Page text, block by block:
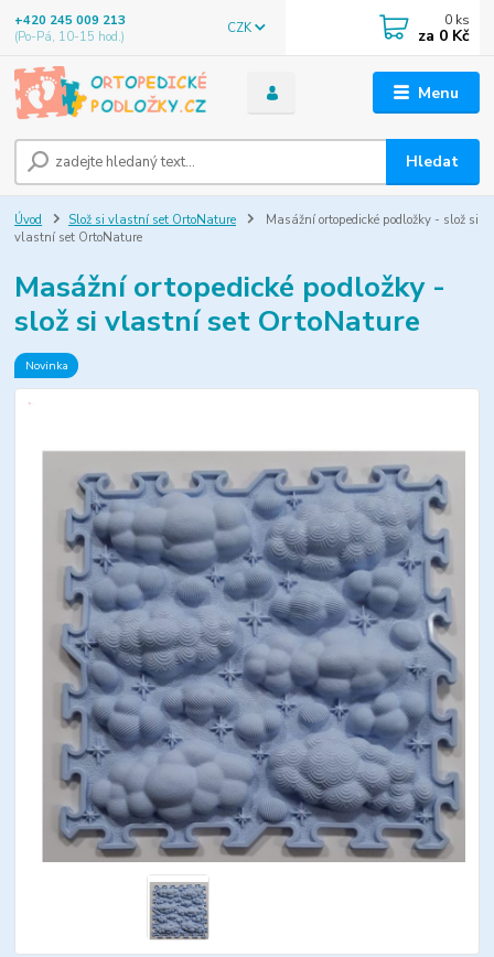
Menu
CZK
Hledat
+420 245 009 213
(Po-Pá, 10-15 hod.)
0 ks
za 0 Kč
Úvod Slož si vlastní set OrtoNature
Masážní ortopedické podložky - slož si
vlastní set OrtoNature
Masážní ortopedické podložky -
slož si vlastní set OrtoNature
Novinka